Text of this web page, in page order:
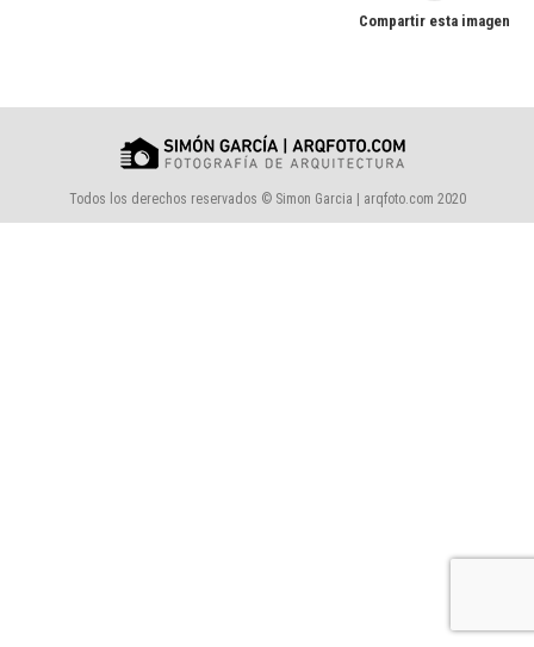
Compartir esta imagen
Todos los derechos reservados © Simon Garcia | arqfoto.com 2020